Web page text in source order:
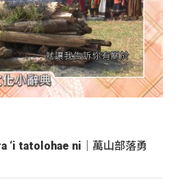
‘i tatolohae ni｜萬山部落勇